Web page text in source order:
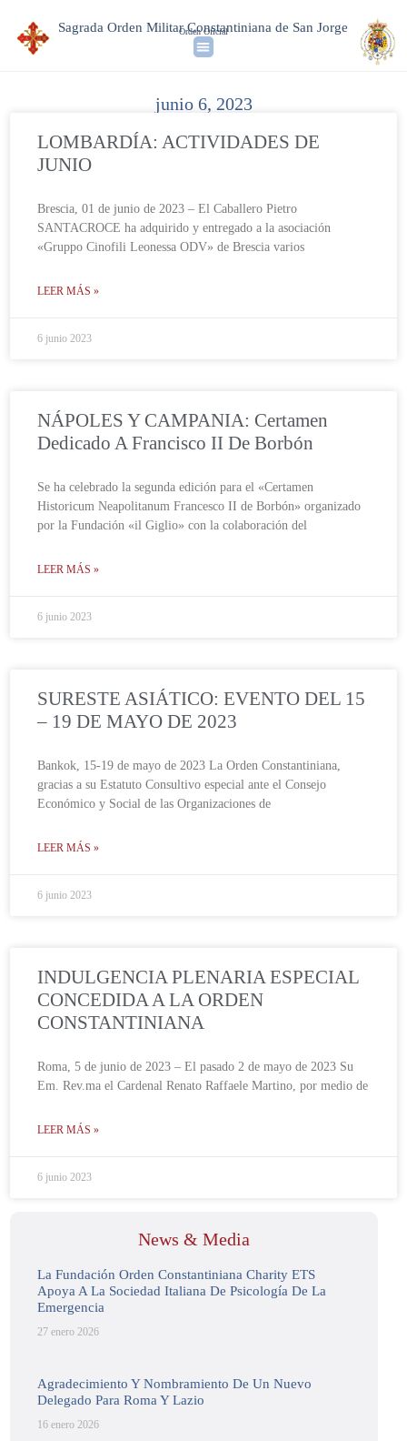
Sagrada Orden Militar Constantiniana de San Jorge
Orden Oficial
junio 6, 2023
LOMBARDÍA: ACTIVIDADES DE
JUNIO
Brescia, 01 de junio de 2023 – El Caballero Pietro
SANTACROCE ha adquirido y entregado a la asociación
«Gruppo Cinofili Leonessa ODV» de Brescia varios
LEER MÁS »
6 junio 2023
NÁPOLES Y CAMPANIA: Certamen
Dedicado A Francisco II De Borbón
Se ha celebrado la segunda edición para el «Certamen
Historicum Neapolitanum Francesco II de Borbón» organizado
por la Fundación «il Giglio» con la colaboración del
LEER MÁS »
6 junio 2023
SURESTE ASIÁTICO: EVENTO DEL 15
– 19 DE MAYO DE 2023
Bankok, 15-19 de mayo de 2023 La Orden Constantiniana,
gracias a su Estatuto Consultivo especial ante el Consejo
Económico y Social de las Organizaciones de
LEER MÁS »
6 junio 2023
INDULGENCIA PLENARIA ESPECIAL
CONCEDIDA A LA ORDEN
CONSTANTINIANA
Roma, 5 de junio de 2023 – El pasado 2 de mayo de 2023 Su
Em. Rev.ma el Cardenal Renato Raffaele Martino, por medio de
LEER MÁS »
6 junio 2023
News & Media
La Fundación Orden Constantiniana Charity ETS
Apoya A La Sociedad Italiana De Psicología De La
Emergencia
27 enero 2026
Agradecimiento Y Nombramiento De Un Nuevo
Delegado Para Roma Y Lazio
16 enero 2026